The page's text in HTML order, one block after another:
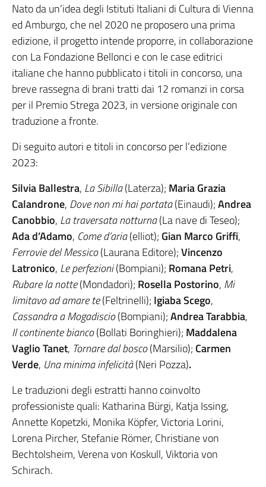
Nato da un’idea degli Istituti Italiani di Cultura di Vienna
ed Amburgo, che nel 2020 ne proposero una prima
edizione, il progetto intende proporre, in collaborazione
con La Fondazione Bellonci e con le case editrici
italiane che hanno pubblicato i titoli in concorso, una
breve rassegna di brani tratti dai 12 romanzi in corsa
per il Premio Strega 2023, in versione originale con
traduzione a fronte.
Di seguito autori e titoli in concorso per l’edizione
2023:
Silvia Ballestra, La Sibilla(Laterza); Maria Grazia
Calandrone, Dove non mi hai portata(Einaudi);Andrea
Canobbio, La traversata notturna(La nave di Teseo);
Ada d’Adamo, Come d’aria(elliot); Gian Marco Griffi,
Ferrovie del Messico(Laurana Editore);Vincenzo
Latronico, Le perfezioni(Bompiani); Romana Petri,
Rubare la notte(Mondadori); Rosella Postorino, Mi
limitavo ad amare te(Feltrinelli); Igiaba Scego,
Cassandra a Mogadiscio(Bompiani);Andrea Tarabbia,
Il continente bianco(Bollati Boringhieri); Maddalena
Vaglio Tanet, Tornare dal bosco(Marsilio); Carmen
Verde, Una minima infelicità(Neri Pozza).
Le traduzioni degli estratti hanno coinvolto
professioniste quali: Katharina Bürgi, Katja Issing,
Annette Kopetzki, Monika Köpfer, Victoria Lorini,
Lorena Pircher, Stefanie Römer, Christiane von
Bechtolsheim, Verena von Koskull, Viktoria von
Schirach.